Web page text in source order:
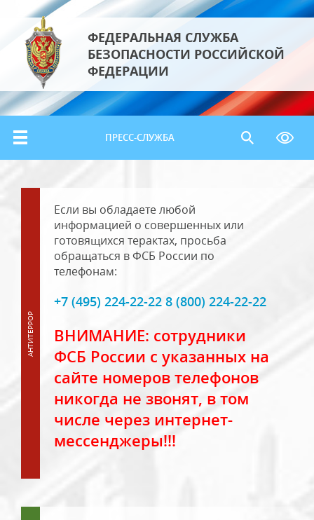
ФЕДЕРАЛЬНАЯ СЛУЖБА
БЕЗОПАСНОСТИ РОССИЙСКОЙ
ФЕДЕРАЦИИ
ПРЕСС-СЛУЖБА
Если вы обладаете любой
информацией о совершенных или
готовящихся терактах, просьба
обращаться в ФСБ России по
телефонам:
+7 (495) 224-22-22 8 (800) 224-22-22
ВНИМАНИЕ: сотрудники
ФСБ России с указанных на
сайте номеров телефонов
никогда не звонят, в том
числе через интернет-
мессенджеры!!!